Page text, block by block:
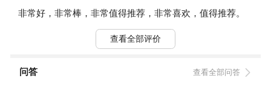
非常好，非常棒，非常值得推荐，非常喜欢，值得推荐。
查看全部评价
问答 查看全部问答